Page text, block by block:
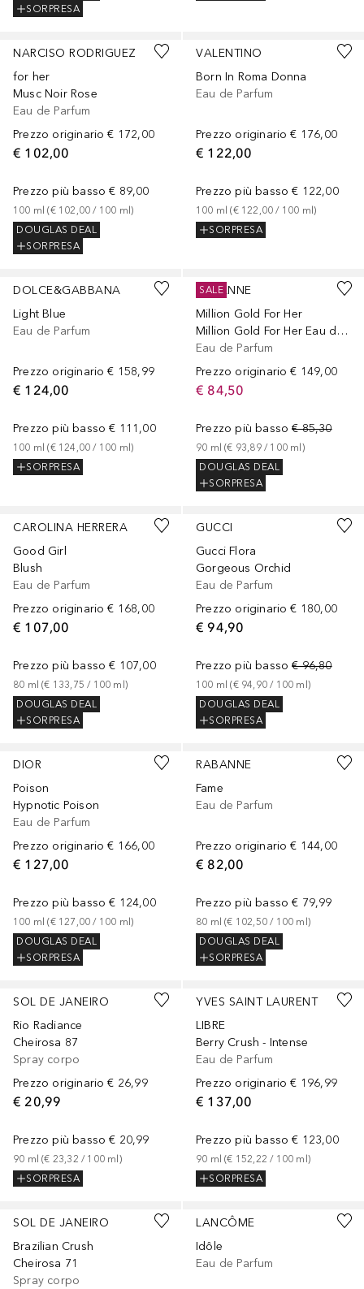
SORPRESA
NARCISO RODRIGUEZ
for her
Musc Noir Rose
Eau de Parfum
Prezzo originario € 172,00
€ 102,00
Prezzo più basso € 89,00
100 ml (€ 102,00 / 100 ml)
DOUGLAS DEAL
SORPRESA
VALENTINO
Born In Roma Donna
Eau de Parfum
Prezzo originario € 176,00
€ 122,00
Prezzo più basso € 122,00
100 ml (€ 122,00 / 100 ml)
SORPRESA
DOLCE&GABBANA
Light Blue
Eau de Parfum
Prezzo originario € 158,99
€ 124,00
Prezzo più basso € 111,00
100 ml (€ 124,00 / 100 ml)
SORPRESA
RABANNE
Million Gold For Her
Million Gold For Her Eau de Parfum 200ml - Ricarica
Eau de Parfum
Prezzo originario € 149,00
€ 84,50
Prezzo più basso € 85,30
90 ml (€ 93,89 / 100 ml)
DOUGLAS DEAL
SORPRESA
SALE
CAROLINA HERRERA
Good Girl
Blush
Eau de Parfum
Prezzo originario € 168,00
€ 107,00
Prezzo più basso € 107,00
80 ml (€ 133,75 / 100 ml)
DOUGLAS DEAL
SORPRESA
GUCCI
Gucci Flora
Gorgeous Orchid
Eau de Parfum
Prezzo originario € 180,00
€ 94,90
Prezzo più basso € 96,80
100 ml (€ 94,90 / 100 ml)
DOUGLAS DEAL
SORPRESA
DIOR
Poison
Hypnotic Poison
Eau de Parfum
Prezzo originario € 166,00
€ 127,00
Prezzo più basso € 124,00
100 ml (€ 127,00 / 100 ml)
DOUGLAS DEAL
SORPRESA
RABANNE
Fame
Eau de Parfum
Prezzo originario € 144,00
€ 82,00
Prezzo più basso € 79,99
80 ml (€ 102,50 / 100 ml)
DOUGLAS DEAL
SORPRESA
SOL DE JANEIRO
Rio Radiance
Cheirosa 87
Spray corpo
Prezzo originario € 26,99
€ 20,99
Prezzo più basso € 20,99
90 ml (€ 23,32 / 100 ml)
SORPRESA
YVES SAINT LAURENT
LIBRE
Berry Crush - Intense
Eau de Parfum
Prezzo originario € 196,99
€ 137,00
Prezzo più basso € 123,00
90 ml (€ 152,22 / 100 ml)
SORPRESA
SOL DE JANEIRO
Brazilian Crush
Cheirosa 71
Spray corpo
LANCÔME
Idôle
Eau de Parfum